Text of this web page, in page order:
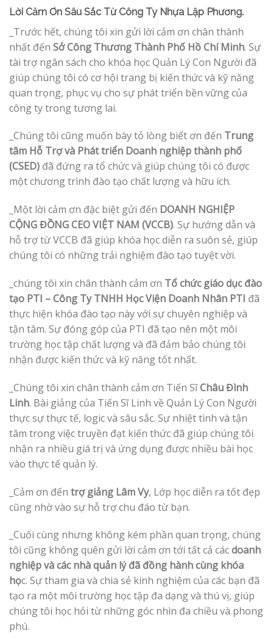
Lời Cảm Ơn Sâu Sắc Từ Công Ty Nhựa Lập Phương.
_Trước hết, chúng tôi xin gửi lời cảm ơn chân thành
nhất đến Sở Công Thương Thành Phố Hồ Chí Minh. Sự
tài trợ ngân sách cho khóa học Quản Lý Con Người đã
giúp chúng tôi có cơ hội trang bị kiến thức và kỹ năng
quan trọng, phục vụ cho sự phát triển bền vững của
công ty trong tương lai.
_Chúng tôi cũng muốn bày tỏ lòng biết ơn đến Trung
tâm Hỗ Trợ và Phát triển Doanh nghiệp thành phố
(CSED) đã đứng ra tổ chức và giúp chúng tôi có được
một chương trình đào tạo chất lượng và hữu ích.
_Một lời cảm ơn đặc biệt gửi đến DOANH NGHIỆP
CỘNG ĐỒNG CEO VIỆT NAM (VCCB). Sự hướng dẫn và
hỗ trợ từ VCCB đã giúp khóa học diễn ra suôn sẻ, giúp
chúng tôi có những trải nghiệm đào tạo tuyệt vời.
_chúng tôi xin chân thành cảm ơn Tổ chức giáo dục đào
tạo PTI – Công Ty TNHH Học Viện Doanh Nhân PTI đã
thực hiện khóa đào tạo này với sự chuyên nghiệp và
tận tâm. Sự đóng góp của PTI đã tạo nên một môi
trường học tập chất lượng và đã đảm bảo chúng tôi
nhận được kiến thức và kỹ năng tốt nhất.
_Chúng tôi xin chân thành cảm ơn Tiến SĩChâu Đình
Linh. Bài giảng của Tiến Sĩ Linh về Quản Lý Con Người
thực sự thực tế, logic và sâu sắc. Sự nhiệt tình và tận
tâm trong việc truyền đạt kiến thức đã giúp chúng tôi
nhận ra nhiều giá trị và ứng dụng được nhiều bài học
vào thực tế quản lý.
_Cảm ơn đến trợ giảng Lâm Vy, Lớp học diễn ra tốt đẹp
cũng nhờ vào sự hỗ trợ chu đáo từ bạn.
_Cuối cùng nhưng không kém phần quan trọng, chúng
tôi cũng không quên gửi lời cảm ơn tới tất cả cácdoanh
nghiệp và các nhà quản lý đã đồng hành cùng khóa
học. Sự tham gia và chia sẻ kinh nghiệm của các bạn đã
tạo ra một môi trường học tập đa dạng và thú vị, giúp
chúng tôi học hỏi từ những góc nhìn đa chiều và phong
phú.